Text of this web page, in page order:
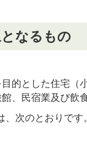
なるもの
的とした住宅（
、民宿業及び飲
次のとおりです